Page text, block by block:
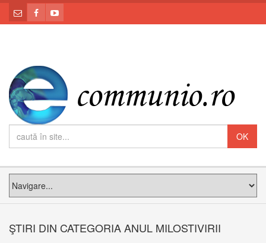
ŞTIRI DIN CATEGORIA ANUL MILOSTIVIRII